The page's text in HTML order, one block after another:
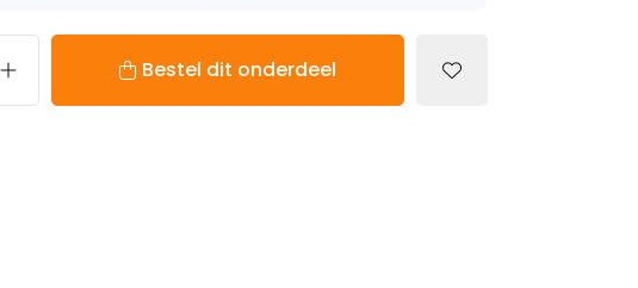
Bestel dit onderdeel